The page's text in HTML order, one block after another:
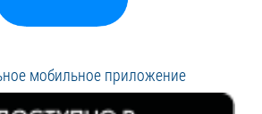
мобильное приложение